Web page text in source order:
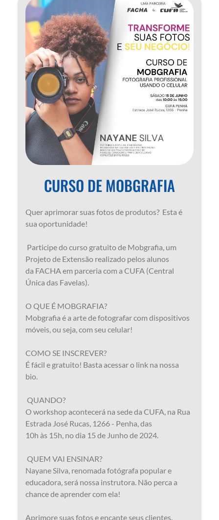
CURSO DE MOBGRAFIA
Quer aprimorar suas fotos de produtos? Esta é
sua oportunidade!
Participe do curso gratuito de Mobgrafia, um
Projeto de Extensão realizado pelos alunos
da FACHA em parceria com a CUFA (Central
Única das Favelas).
O QUE É MOBGRAFIA?
Mobgrafia é a arte de fotografar com dispositivos
móveis, ou seja, com seu celular!
COMO SE INSCREVER?
É fácil e gratuito! Basta acessar o link na nossa
bio.
QUANDO?
O workshop acontecerá na sede da CUFA, na Rua
Estrada José Rucas, 1266 - Penha, das
10h às 15h, no dia 15 de Junho de 2024.
QUEM VAI ENSINAR?
Nayane Silva, renomada fotógrafa popular e
educadora, será nossa instrutora. Não perca a
chance de aprender com ela!
Aprimore suas fotos e encante seus clientes.